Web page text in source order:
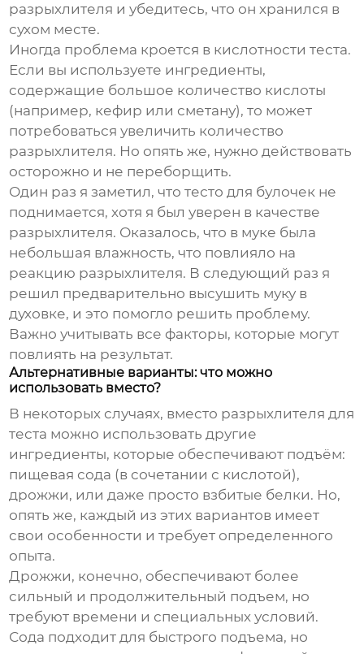
разрыхлителя и убедитесь, что он хранился в
сухом месте.
Иногда проблема кроется в кислотности теста.
Если вы используете ингредиенты,
содержащие большое количество кислоты
(например, кефир или сметану), то может
потребоваться увеличить количество
разрыхлителя. Но опять же, нужно действовать
осторожно и не переборщить.
Один раз я заметил, что тесто для булочек не
поднимается, хотя я был уверен в качестве
разрыхлителя. Оказалось, что в муке была
небольшая влажность, что повлияло на
реакцию разрыхлителя. В следующий раз я
решил предварительно высушить муку в
духовке, и это помогло решить проблему.
Важно учитывать все факторы, которые могут
повлиять на результат.
Альтернативные варианты: что можно
использовать вместо?
В некоторых случаях, вместо разрыхлителя для
теста можно использовать другие
ингредиенты, которые обеспечивают подъём:
пищевая сода (в сочетании с кислотой),
дрожжи, или даже просто взбитые белки. Но,
опять же, каждый из этих вариантов имеет
свои особенности и требует определенного
опыта.
Дрожжи, конечно, обеспечивают более
сильный и продолжительный подъем, но
требуют времени и специальных условий.
Сода подходит для быстрого подъема, но